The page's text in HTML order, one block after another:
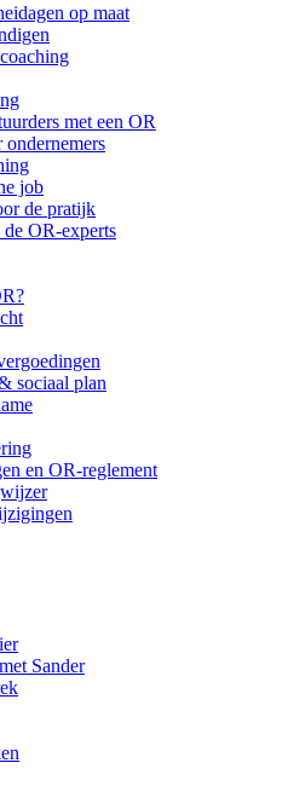
op maat
met een OR
job
de pratijk
OR-experts
sociaal plan
en OR-reglement
Sander